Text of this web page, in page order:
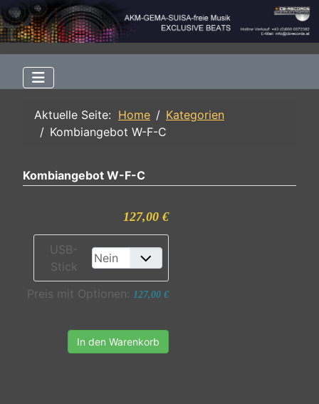
Aktuelle Seite: Home
Kategorien
Kombiangebot W-F-C
Kombiangebot W-F-C
127,00 €
USB-
Stick
Preis mit Optionen: 127,00 €
In den Warenkorb